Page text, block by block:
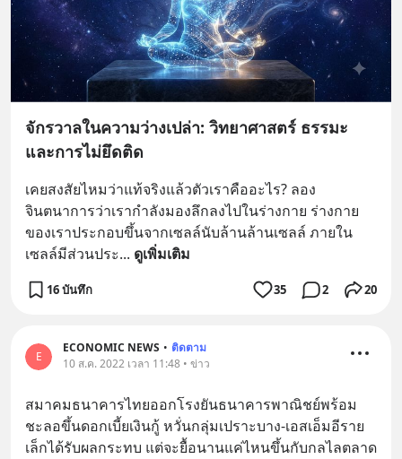
จักรวาลในความว่างเปล่า: วิทยาศาสตร์ ธรรมะ
และการไม่ยึดติด
เคยสงสัยไหมว่าแท้จริงแล้วตัวเราคืออะไร? ลอง
จินตนาการว่าเรากำลังมองลึกลงไปในร่างกาย ร่างกาย
ของเราประกอบขึ้นจากเซลล์นับล้านล้านเซลล์ ภายใน
เซลล์มีส่วนประ... ดูเพิ่มเติม
16 บันทึก 35 2 20
E
ECONOMIC NEWS • ติดตาม
10 ส.ค. 2022 เวลา 11:48 • ข่าว
สมาคมธนาคารไทยออกโรงยันธนาคารพาณิชย์พร้อม
ชะลอขึ้นดอกเบี้ยเงินกู้ หวั่นกลุ่มเปราะบาง-เอสเอ็มอีราย
เล็กได้รับผลกระทบ แต่จะยื้อนานแค่ไหนขึ้นกับกลไลตลาด